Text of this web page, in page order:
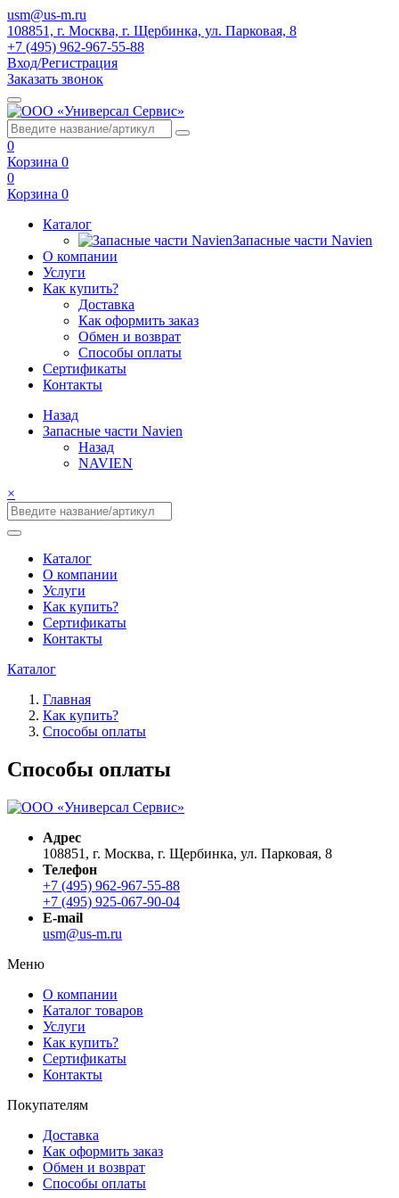
usm@us-m.ru
108851, г. Москва, г. Щербинка, ул. Парковая, 8
+7 (495) 962-967-55-88
Вход/Регистрация
Заказать звонок
0
Корзина 0
0
Корзина 0
Каталог
Запасные части Navien
О компании
Услуги
Как купить?
Доставка
Как оформить заказ
Обмен и возврат
Способы оплаты
Сертификаты
Контакты
Назад
Запасные части Navien
Назад
NAVIEN
×
Каталог
О компании
Услуги
Как купить?
Сертификаты
Контакты
Каталог
Главная
Как купить?
Способы оплаты
Способы оплаты
Адрес
108851, г. Москва, г. Щербинка, ул. Парковая, 8
Телефон
+7 (495) 962-967-55-88
+7 (495) 925-067-90-04
E-mail
usm@us-m.ru
Меню
О компании
Каталог товаров
Услуги
Как купить?
Сертификаты
Контакты
Покупателям
Доставка
Как оформить заказ
Обмен и возврат
Способы оплаты